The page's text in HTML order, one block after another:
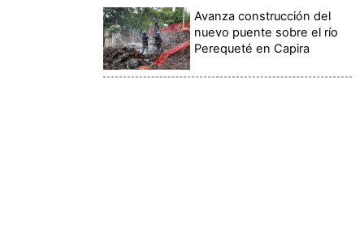
Avanza construcción del
nuevo puente sobre el río
Perequeté en Capira